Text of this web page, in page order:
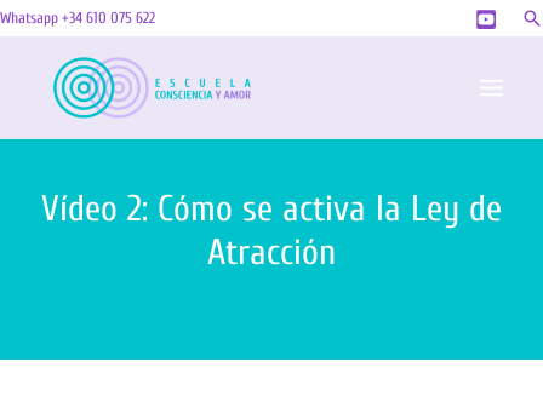
Ir
contenido
Whatsapp +34 610 075 622
Vídeo 2: Cómo se activa la Ley de
Atracción